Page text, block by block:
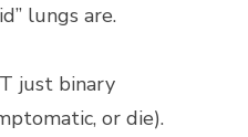
lungs are.
just binary
or die).